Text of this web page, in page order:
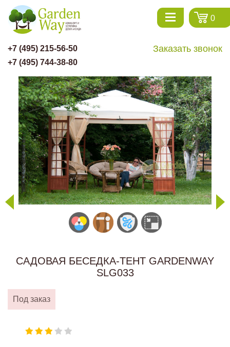
+7 (495) 215-56-50
+7 (495) 744-38-80
Заказать звонок
0
САДОВАЯ БЕСЕДКА-ТЕНТ GARDENWAY
SLG033
Под заказ